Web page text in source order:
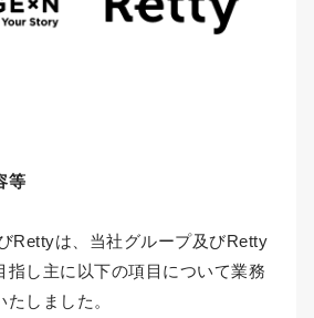
等
Rettyは、当社グループ及びRetty
指し主に以下の項目について業務
しました。